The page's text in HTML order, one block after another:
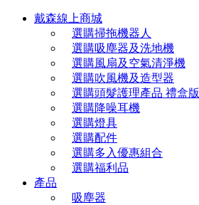
戴森線上商城
選購掃拖機器人
選購吸塵器及洗地機
選購風扇及空氣清淨機
選購吹風機及造型器
選購頭髮護理產品 禮盒版
選購降噪耳機
選購燈具
選購配件
選購多入優惠組合
選購福利品
產品
吸塵器